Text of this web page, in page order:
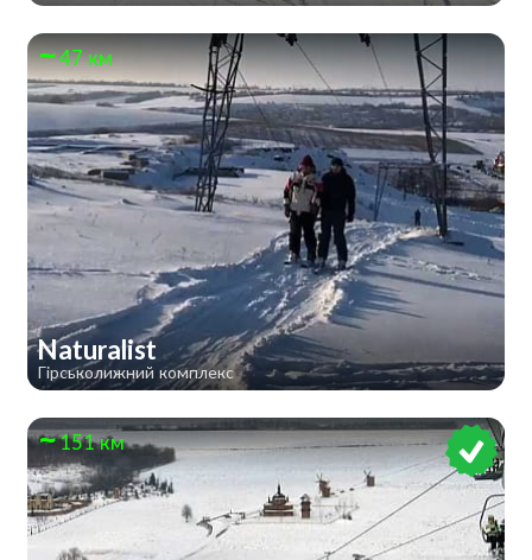
47 км
Naturalist
Гірськолижний комплекс
151 км